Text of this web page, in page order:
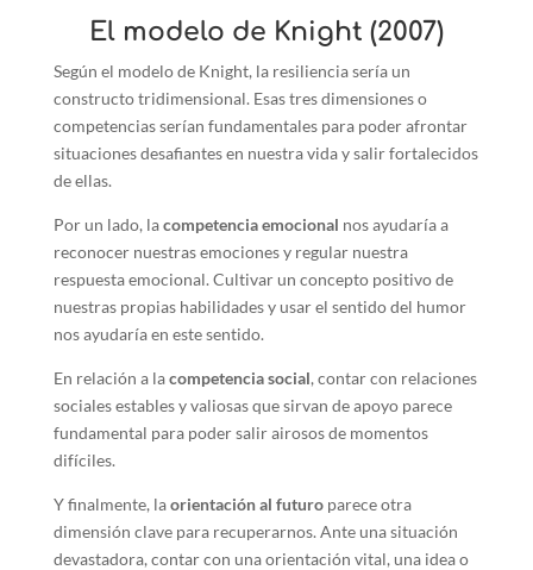
El modelo de Knight (2007)
Según el modelo de Knight, la resiliencia sería un
constructo tridimensional. Esas tres dimensiones o
competencias serían fundamentales para poder afrontar
situaciones desafiantes en nuestra vida y salir fortalecidos
de ellas.
Por un lado, lacompetencia emocional nos ayudaría a
reconocer nuestras emociones y regular nuestra
respuesta emocional. Cultivar un concepto positivo de
nuestras propias habilidades y usar el sentido del humor
nos ayudaría en este sentido.
En relación a lacompetencia social, contar con relaciones
sociales estables y valiosas que sirvan de apoyo parece
fundamental para poder salir airosos de momentos
difíciles.
Y finalmente, laorientación al futuroparece otra
dimensión clave para recuperarnos. Ante una situación
devastadora, contar con una orientación vital, una idea o